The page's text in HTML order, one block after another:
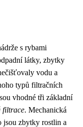
s rybami
látky, zbytky
vodu a
typů filtračních
vhodné tři základní
filtrace. Mechanická
jsou zbytky rostlin a